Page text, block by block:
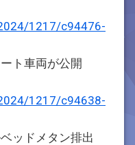
1217/c94476-
ト車両が公開
1217/c94638-
ッドメタン排出